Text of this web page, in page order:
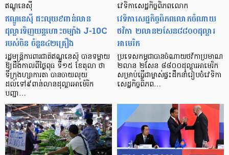
ឥណ្ឌូនេស៊ី
ឥណ្ឌូនេស៊ី ជះលុយ៩ពាន់លាន
ដុល្លារទិញយន្ដហោះចម្បាំង J-10C
របស់ចិន ចំនួន៤២គ្រឿង
រដ្ឋមន្ត្រីការពារជាតិឥណ្ឌូនេស៊ី បានទម្លាយ
ឱ្យដឹងកាលពីថ្ងៃពុធ ទី១៥ ខែតុលា ថា
ទីក្រុងហ្សាការតា បានចាយលុយ
ដល់ទៅ៩ពាន់លានដុល្លារអាម៉េរិក
បញ្ជា…
វេទិកាសេដ្ឋកិច្ច​ពិភព​លោក
វេទិកា​​សេដ្ឋកិច្ច​ពិភព​លោក​ចំណាយ​
ថវិកា ២លាន​២​សែន​៨៨០០​ដុល្លារ​
អាមេរិក
ប្រទេស​កម្ពុជា​បាន​ចំណាយ​ថវិកា​ប្រមាណ
២​លាន ២​សែន ៨៨០០​ដុល្លារ​អាមេរិក
សម្រាប់​ធ្វើ​ជា​ម្ចាស់​ផ្ទះ​ដឹកនាំ​រៀបចំ​វេទិកា​
សេដ្ឋកិច្ច​ពិភព…